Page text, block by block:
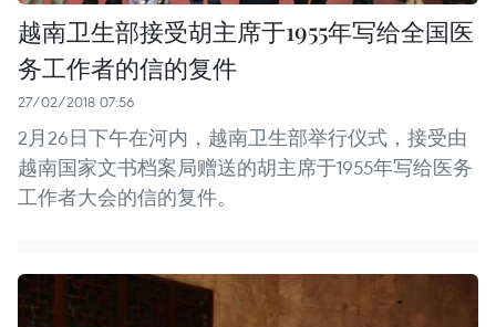
越南卫生部接受胡主席于1955年写给全国医
务工作者的信的复件
27/02/2018 07:56
2月26日下午在河内，越南卫生部举行仪式，接受由
越南国家文书档案局赠送的胡主席于1955年写给医务
工作者大会的信的复件。